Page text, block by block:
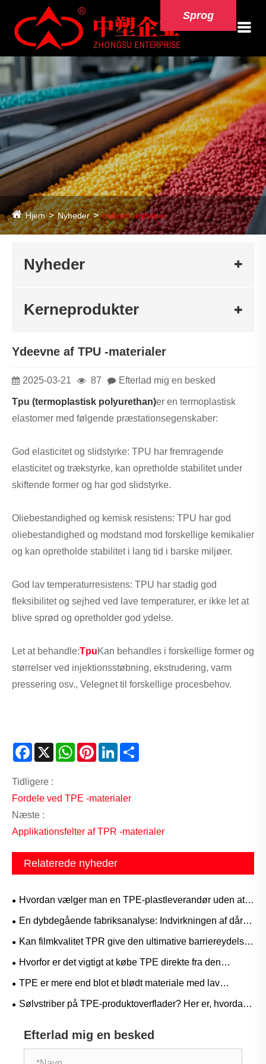
Sprog
Hjem Nyheder Industri -nyheder
Nyheder
Kerneprodukter
Ydeevne af TPU -materialer
2025-03-21 87 Efterlad mig en besked
Tpu (termoplastisk polyurethan)er en termoplastisk
elastomer med følgende præstationsegenskaber:
God elasticitet og slidstyrke: TPU har fremragende
elasticitet og trækstyrke, kan opretholde stabilitet under
skiftende former og har god slidstyrke.
Oliebestandighed og kemisk resistens: TPU har god
oliebestandighed og modstand mod forskellige kemikalier
og kan opretholde stabilitet i lang tid i barske miljøer.
God lav temperaturresistens: TPU har stadig god
fleksibilitet og sejhed ved lave temperaturer, er ikke let at
blive sprød og opretholder god ydelse.
Let at behandle:TpuKan behandles i forskellige former og
størrelser ved injektionsstøbning, ekstrudering, varm
pressering osv., Velegnet til forskellige procesbehov.
Facebook
X WhatsAppPinterestLinkedIn
Tidligere :
Fordele ved TPE -materialer
Næste :
Applikationsfelter af TPR -materialer
Relaterede nyheder
​Hvordan vælger man en TPE-plastleverandør uden at
løbe ind i faldgruber?
En dybdegående fabriksanalyse: Indvirkningen af ​​dårlig
vedhæftning af TPE-materialer på færdige produkter
Kan filmkvalitet TPR give den ultimative barriereydelse
og elastiske genopretning, der er nødvendig for
Hvorfor er det vigtigt at købe TPE direkte fra den
originale producent? En Supply Chain-fordel, du ikke har
TPE er mere end blot et blødt materiale med lav
temperatur – applikationer, hvor det virkelig skinner ved
Sølvstriber på TPE-produktoverflader? Her er, hvordan
Efterlad mig en besked